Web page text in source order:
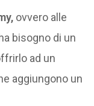
ovvero alle
bisogno di un
ad un
aggiungono un